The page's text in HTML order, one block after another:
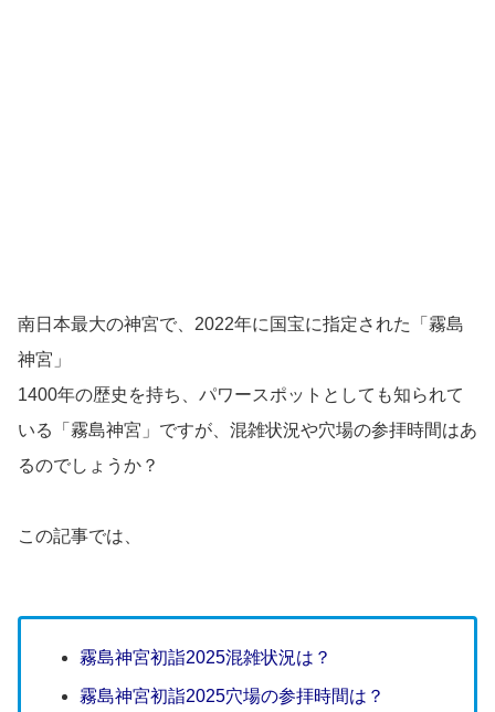
南日本最大の神宮で、2022年に国宝に指定された「霧島
神宮」
1400年の歴史を持ち、パワースポットとしても知られて
いる「霧島神宮」ですが、混雑状況や穴場の参拝時間はあ
るのでしょうか？
この記事では、
霧島神宮初詣2025混雑状況は？
霧島神宮初詣2025穴場の参拝時間は？